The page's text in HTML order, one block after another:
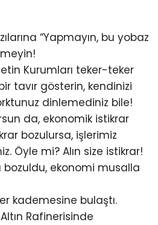
“Yapmayın, bu yobaz
Kurumları teker-teker
bir tavır gösterin, kendinizi
dinlemediniz bile!
da, ekonomik istikrar
bozulursa, işlerimiz
Öyle mi? Alın size istikrar!
ekonomi musalla
kademesine bulaştı.
Rafinerisinde